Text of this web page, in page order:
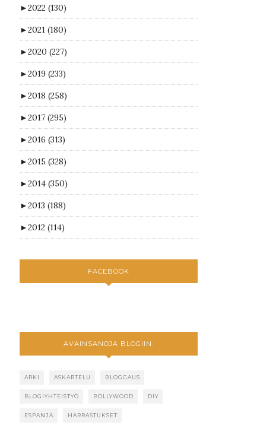
►2022 (130)
►2021 (180)
►2020 (227)
►2019 (233)
►2018 (258)
►2017 (295)
►2016 (313)
►2015 (328)
►2014 (350)
►2013 (188)
►2012 (114)
FACEBOOK
AVAINSANOJA BLOGIIN:
ARKI ASKARTELU BLOGGAUS
BLOGIYHTEISTYÖ BOLLYWOOD DIY
ESPANJA HARRASTUKSET